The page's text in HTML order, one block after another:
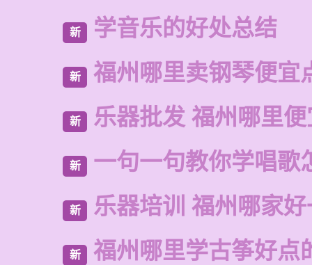
新 学音乐的好处总结
新 福州哪里卖钢琴便宜
新 乐器批发 福州哪里
新 一句一句教你学唱歌
新 乐器培训 福州哪家
新 福州哪里学古筝好点